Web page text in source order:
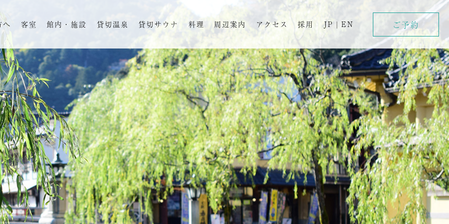
へ 客室 館内・施設 貸切温泉 貸切サウナ 料理 周辺案内 アクセス 採用 JP | EN ご予約